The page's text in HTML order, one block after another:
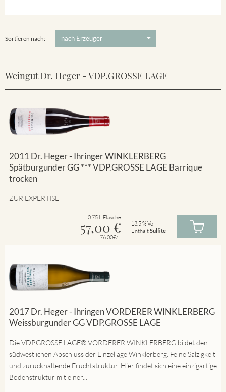
Riesling
Winklerberg Hinter Winklen
Sortieren nach:
Weingut Dr. Heger - VDP.GROSSE LAGE
2011 Dr. Heger - Ihringer WINKLERBERG
Spätburgunder GG *** VDP.GROSSE LAGE Barrique
trocken
ZUR EXPERTISE
0.75 L Flasche
57,00 €
76.00€/L
13.5 % Vol
EnthältSulfite
2017 Dr. Heger - Ihringen VORDERER WINKLERBERG
Weissburgunder GG VDP.GROSSE LAGE
Die VDP.GROSSE LAGE® VORDERER WINKLERBERG bildet den
südwestlichen Abschluss der Einzellage Winklerberg. Feine Salzigkeit
und zurückhaltende Fruchtstruktur. Hier findet sich eine einzigartige
Bodenstruktur mit einer...